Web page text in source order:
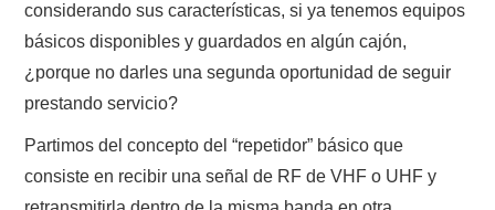
W5WIN
CRECJ
considerando sus características, si ya tenemos equipos
básicos disponibles y guardados en algún cajón,
¿porque no darles una segunda oportunidad de seguir
prestando servicio?
Partimos del concepto del “repetidor” básico que
consiste en recibir una señal de RF de VHF o UHF y